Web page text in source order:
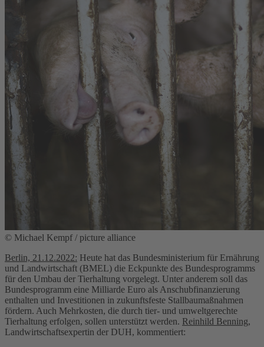
© Michael Kempf / picture alliance
Berlin, 21.12.2022: Heute hat das Bundesministerium für Ernährung
und Landwirtschaft (BMEL) die Eckpunkte des Bundesprogramms
für den Umbau der Tierhaltung vorgelegt. Unter anderem soll das
Bundesprogramm eine Milliarde Euro als Anschubfinanzierung
enthalten und Investitionen in zukunftsfeste Stallbaumaßnahmen
fördern. Auch Mehrkosten, die durch tier- und umweltgerechte
Tierhaltung erfolgen, sollen unterstützt werden. Reinhild Benning,
Landwirtschaftsexpertin der DUH, kommentiert: